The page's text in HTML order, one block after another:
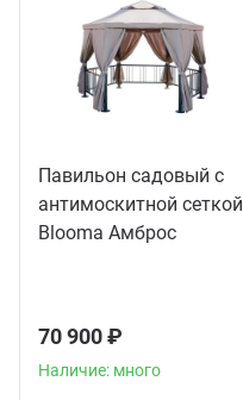
Павильон садовый с
антимоскитной сеткой
Blooma Амброс
70 900 ₽
Наличие: много